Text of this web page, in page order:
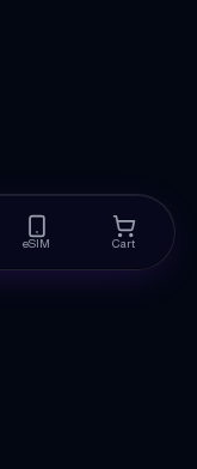
eSIM Cart